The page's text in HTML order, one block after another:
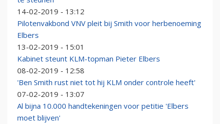
14-02-2019 - 13:12
Pilotenvakbond VNV pleit bij Smith voor herbenoeming
Elbers
13-02-2019 - 15:01
Kabinet steunt KLM-topman Pieter Elbers
08-02-2019 - 12:58
'Ben Smith rust niet tot hij KLM onder controle heeft'
07-02-2019 - 13:07
Al bijna 10.000 handtekeningen voor petitie 'Elbers
moet blijven'